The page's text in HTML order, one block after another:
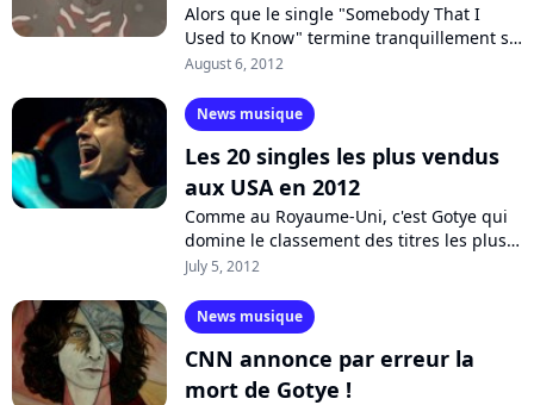
Alors que le single "Somebody That I
Used to Know" termine tranquillement sa
carrière dans les charts, le chanteur
August 6, 2012
News musique
Les 20 singles les plus vendus
aux USA en 2012
Comme au Royaume-Uni, c'est Gotye qui
domine le classement des titres les plus
vendus outre-Atlantique au premier
belge...
July 5, 2012
News musique
CNN annonce par erreur la
mort de Gotye !